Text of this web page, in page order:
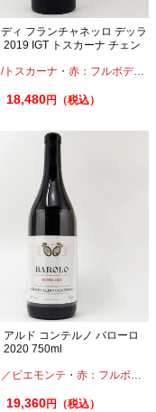
ィ フランチャネッロ デッラ
2019 IGT トスカーナ チェン
トスカーナ ・赤：フルボディ
18,480円（税込）
アルド コンテルノ バローロ
2020 750ml
ピエモンテ ・赤：フルボディ
19,360円（税込）